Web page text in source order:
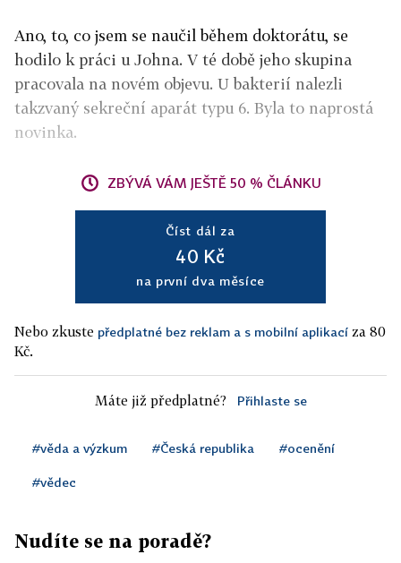
Ano, to, co jsem se naučil během doktorátu, se
hodilo k práci u Johna. V té době jeho skupina
pracovala na novém objevu. U bakterií nalezli
takzvaný sekreční aparát typu 6. Byla to naprostá
novinka.
ZBÝVÁ VÁM JEŠTĚ 50 % ČLÁNKU
Číst dál za
40 Kč
na první dva měsíce
Nebo zkuste předplatné bez reklam a s mobilní aplikací za 80
Kč.
Máte již předplatné? Přihlaste se
#věda a výzkum #Česká republika #ocenění
#vědec
Nudíte se na poradě?